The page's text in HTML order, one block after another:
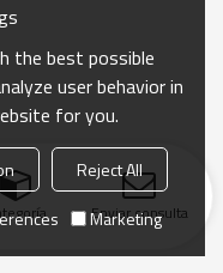
Enviar consulta
the best possible
user behavior in
for you.
Reject All
Marketing